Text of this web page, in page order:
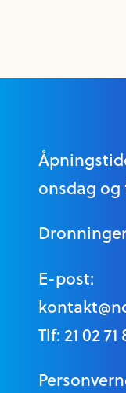
onsdag og
E-post:
Tlf: 21 02 71